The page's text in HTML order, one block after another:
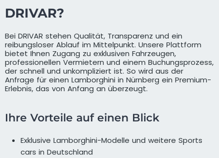
DRIVAR?
Bei DRIVAR stehen Qualität, Transparenz und ein
reibungsloser Ablauf im Mittelpunkt. Unsere Plattform
bietet Ihnen Zugang zu exklusiven Fahrzeugen,
professionellen Vermietern und einem Buchungsprozess,
der schnell und unkompliziert ist. So wird aus der
Anfrage für einen Lamborghini in Nürnberg ein Premium-
Erlebnis, das von Anfang an überzeugt.
Ihre Vorteile auf einen Blick
Exklusive Lamborghini-Modelle und weitere Sports
cars in Deutschland